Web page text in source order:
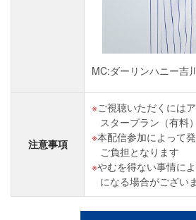
MC:ダーリンハニー吉
注意事項
ご視聴いただくには
スタープラン（有料
本配信参加によって
ご負担となります
やむを得ない事情に
になる場合がござい